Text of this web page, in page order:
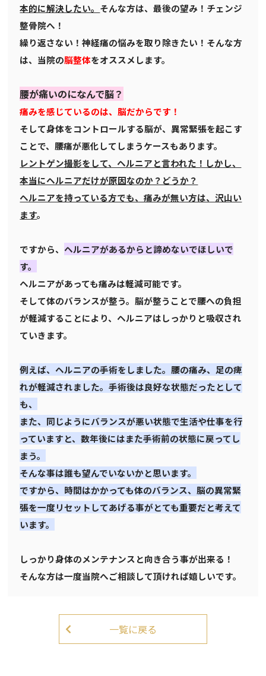
本的に解決したい。 そんな方は、最後の望み！チェンジ
整骨院へ！
繰り返さない！神経痛の悩みを取り除きたい！そんな方
は、当院の脳整体をオススメします。
腰が痛いのになんで脳？
痛みを感じているのは、脳だからです！
そして身体をコントロールする脳が、異常緊張を起こす
ことで、腰痛が悪化してしまうケースもあります。
レントゲン撮影をして、ヘルニアと言われた！しかし、
本当にヘルニアだけが原因なのか？どうか？
ヘルニアを持っている方でも、痛みが無い方は、沢山い
ます。
ですから、ヘルニアがあるからと諦めないでほしいで
す。
ヘルニアがあっても痛みは軽減可能です。
そして体のバランスが整う。脳が整うことで腰への負担
が軽減することにより、ヘルニアはしっかりと吸収され
ていきます。
例えば、ヘルニアの手術をしました。腰の痛み、足の痺
れが軽減されました。手術後は良好な状態だったとして
も、
また、同じようにバランスが悪い状態で生活や仕事を行
っていますと、数年後にはまた手術前の状態に戻ってし
まう。
そんな事は誰も望んでいないかと思います。
ですから、時間はかかっても体のバランス、脳の異常緊
張を一度リセットしてあげる事がとても重要だと考えて
います。
しっかり身体のメンテナンスと向き合う事が出来る！
そんな方は一度当院へご相談して頂ければ嬉しいです。
一覧に戻る